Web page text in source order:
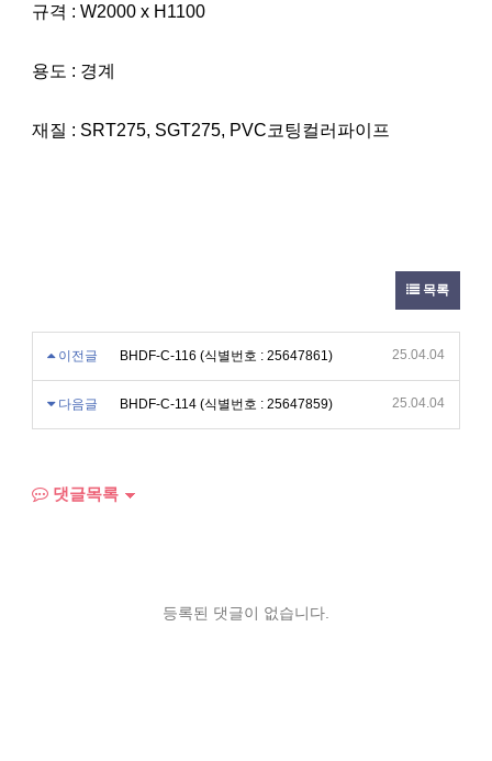
규격 : W2000 x H1100
용도 : 경계
재질 : SRT275, SGT275, PVC코팅컬러파이프
목록
이전글 BHDF-C-116 (식별번호 : 25647861) 25.04.04
다음글 BHDF-C-114 (식별번호 : 25647859) 25.04.04
댓글목록
등록된 댓글이 없습니다.